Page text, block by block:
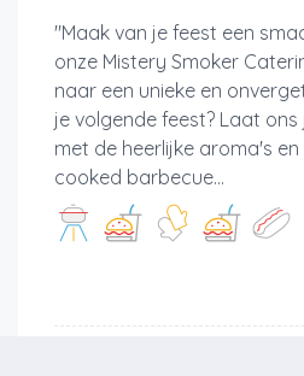
"Maak van je feest een
onze Mistery Smoker
naar een unieke en
je volgende feest? Laat
met de heerlijke aroma's
cooked barbecue...